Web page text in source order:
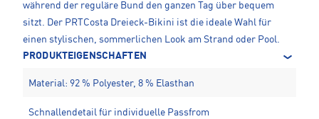
während der reguläre Bund den ganzen Tag über bequem
sitzt. Der PRTCosta Dreieck-Bikini ist die ideale Wahl für
einen stylischen, sommerlichen Look am Strand oder Pool.
PRODUKTEIGENSCHAFTEN
Material: 92 % Polyester, 8 % Elasthan
Schnallendetail für individuelle Passfrom